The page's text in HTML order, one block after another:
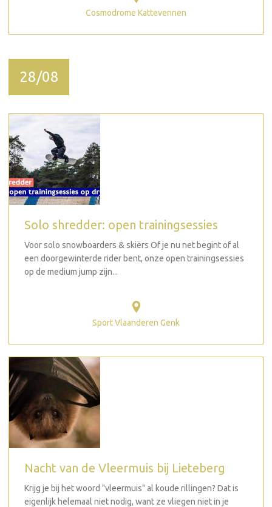
Cosmodrome Kattevennen
28/08
Solo shredder: open trainingsessies
Voor solo snowboarders & skiërs Of je nu net begint of al
een doorgewinterde rider bent, onze open trainingsessies
op de medium jump zijn...
Sport Vlaanderen Genk
Nacht van de Vleermuis bij Lieteberg
Krijg je bij het woord "vleermuis" al koude rillingen? Dat is
eigenlijk helemaal niet nodig, want ze vliegen niet in je